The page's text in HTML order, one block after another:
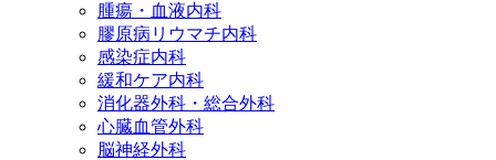
腫瘍・血液内科
膠原病リウマチ内科
感染症内科
緩和ケア内科
消化器外科・総合外科
心臓血管外科
脳神経外科